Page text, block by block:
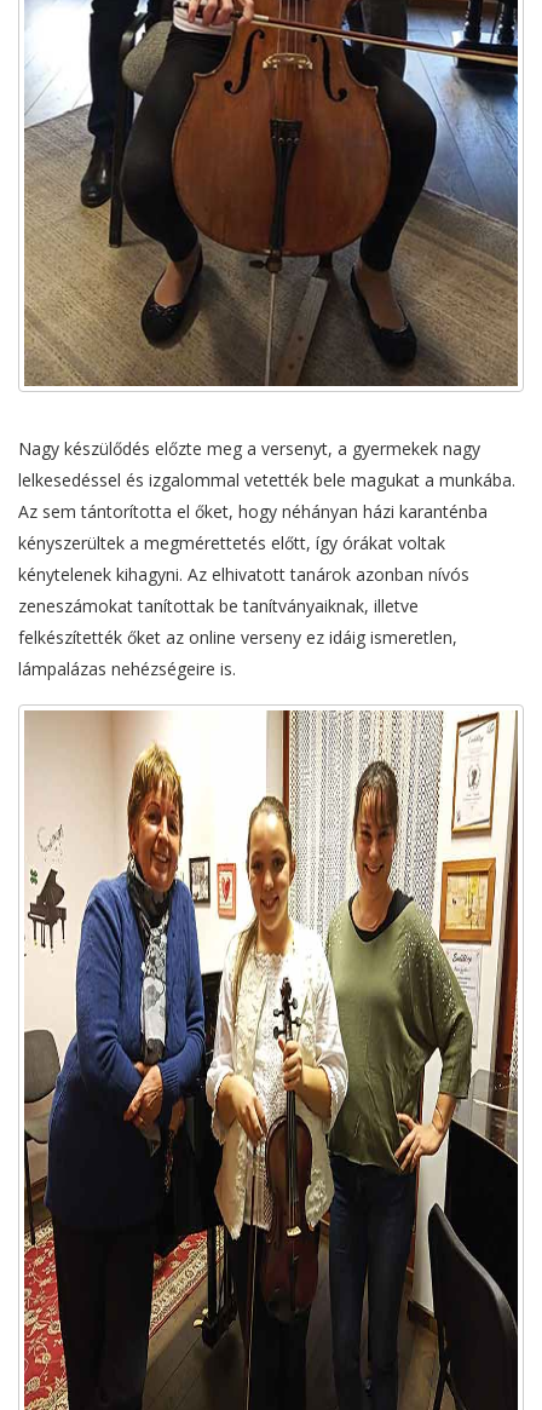
Nagy készülődés előzte meg a versenyt, a gyermekek nagy
lelkesedéssel és izgalommal vetették bele magukat a munkába.
Az sem tántorította el őket, hogy néhányan házi karanténba
kényszerültek a megmérettetés előtt, így órákat voltak
kénytelenek kihagyni. Az elhivatott tanárok azonban nívós
zeneszámokat tanítottak be tanítványaiknak, illetve
felkészítették őket az online verseny ez idáig ismeretlen,
lámpalázas nehézségeire is.